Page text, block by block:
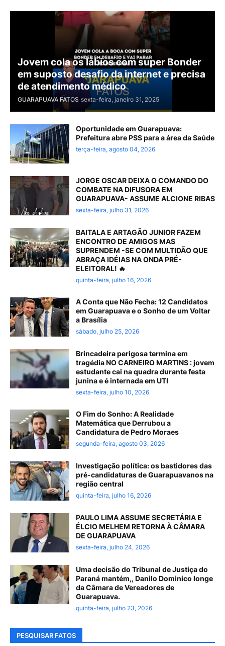
Jovem cola os lábios com super Bonder
em suposto desafio da internet e precisa
de atendimento médico
GUARAPUAVA FATOS sexta-feira, janeiro 31, 2025
Oportunidade em Guarapuava:
Prefeitura abre PSS para a área da Saúde
terça-feira, agosto 04, 2026
JORGE OSCAR DEIXA O COMANDO DO
COMBATE NA DIFUSORA EM
GUARAPUAVA- ASSUME ALCIONE RIBAS
sexta-feira, julho 31, 2026
BAITALA E ARTAGÃO JUNIOR FAZEM
ENCONTRO DE AMIGOS MAS
SUPRENDEM -SE COM MULTIDÃO QUE
ABRAÇA IDÉIAS NA ONDA PRÉ-
ELEITORAL! 🔥
quinta-feira, julho 16, 2026
A Conta que Não Fecha: 12 Candidatos
em Guarapuava e o Sonho de um Voltar
a Brasília
sábado, julho 25, 2026
Brincadeira perigosa termina em
tragédia NO CARNEIRO MARTINS : jovem
estudante cai na quadra durante festa
junina e é internada em UTI
sexta-feira, julho 10, 2026
O Fim do Sonho: A Realidade
Matemática que Derrubou a
Candidatura de Pedro Moraes
segunda-feira, agosto 03, 2026
Investigação política: os bastidores das
pré-candidaturas de Guarapuavanos na
região central
quinta-feira, julho 16, 2026
PAULO LIMA ASSUME SECRETÁRIA E
ÉLCIO MELHEM RETORNA À CÂMARA
DE GUARAPUAVA
sexta-feira, julho 24, 2026
Uma decisão do Tribunal de Justiça do
Paraná mantém,, Danilo Dominico longe
da Câmara de Vereadores de
Guarapuava.
quinta-feira, julho 23, 2026
PESQUISAR FATOS